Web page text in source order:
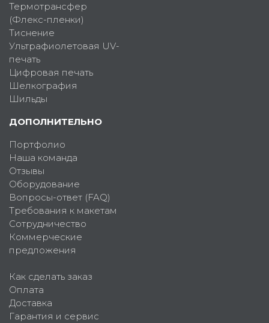
Термотрансфер
(Флекс-пленки)
Тиснение
Ультрафиолетовая UV-
печать
Цифровая печать
Шелкография
Шильды
ДОПОЛНИТЕЛЬНО
Портфолио
Наша команда
Отзывы
Оборудование
Вопросы-ответ (FAQ)
Требования к макетам
Сотрудничество
Коммерческие
предложения
Как сделать заказ
Оплата
Доставка
Гарантия и сервис